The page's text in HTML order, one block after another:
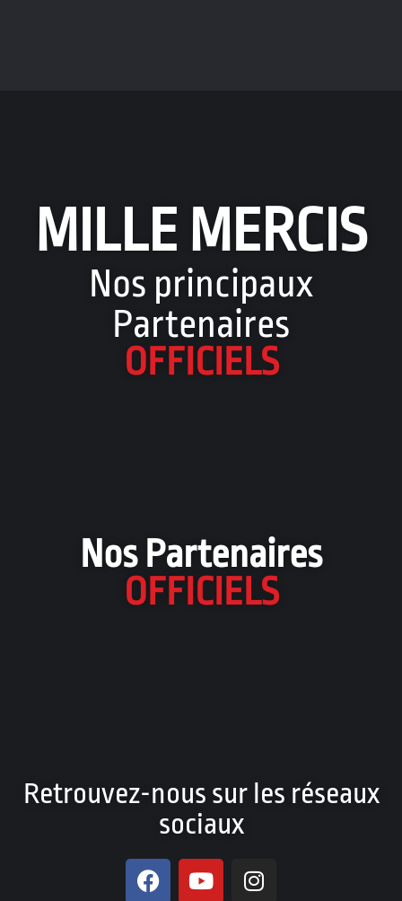
MILLE MERCIS
Nos principaux
Partenaires
OFFICIELS
Nos Partenaires
OFFICIELS
Retrouvez-nous sur les réseaux
sociaux